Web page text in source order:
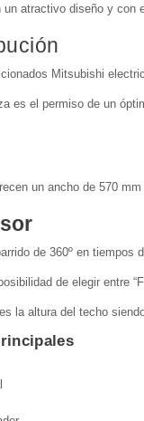
atractivo diseño y con
Mitsubishi
es el permiso de un
un ancho de 570
de 360º en tiempos
de elegir entre
la altura del techo